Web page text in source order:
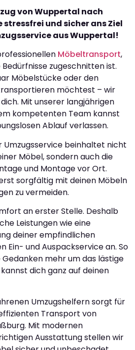
von Wuppertal nach
und sicher ans Ziel
aus Wuppertal!
Möbeltransport,
zugeschnitten ist.
Möbelstücke oder den
möchtest – wir
Mit unserer langjährigen
kompetenten Team kannst
Ablauf verlassen.
Umzugsservice beinhaltet nicht
Möbel, sondern auch die
und Montage vor Ort.
sorgfältig mit deinen Möbeln
zu vermeiden.
an erster Stelle. Deshalb
Leistungen wie eine
deiner empfindlichen
Ein- und Auspackservice an. So
mehr um das lästige
dich ganz auf deinen
Umzugshelfern sorgt für
Transport von
Mit modernen
Ausstattung stellen wir